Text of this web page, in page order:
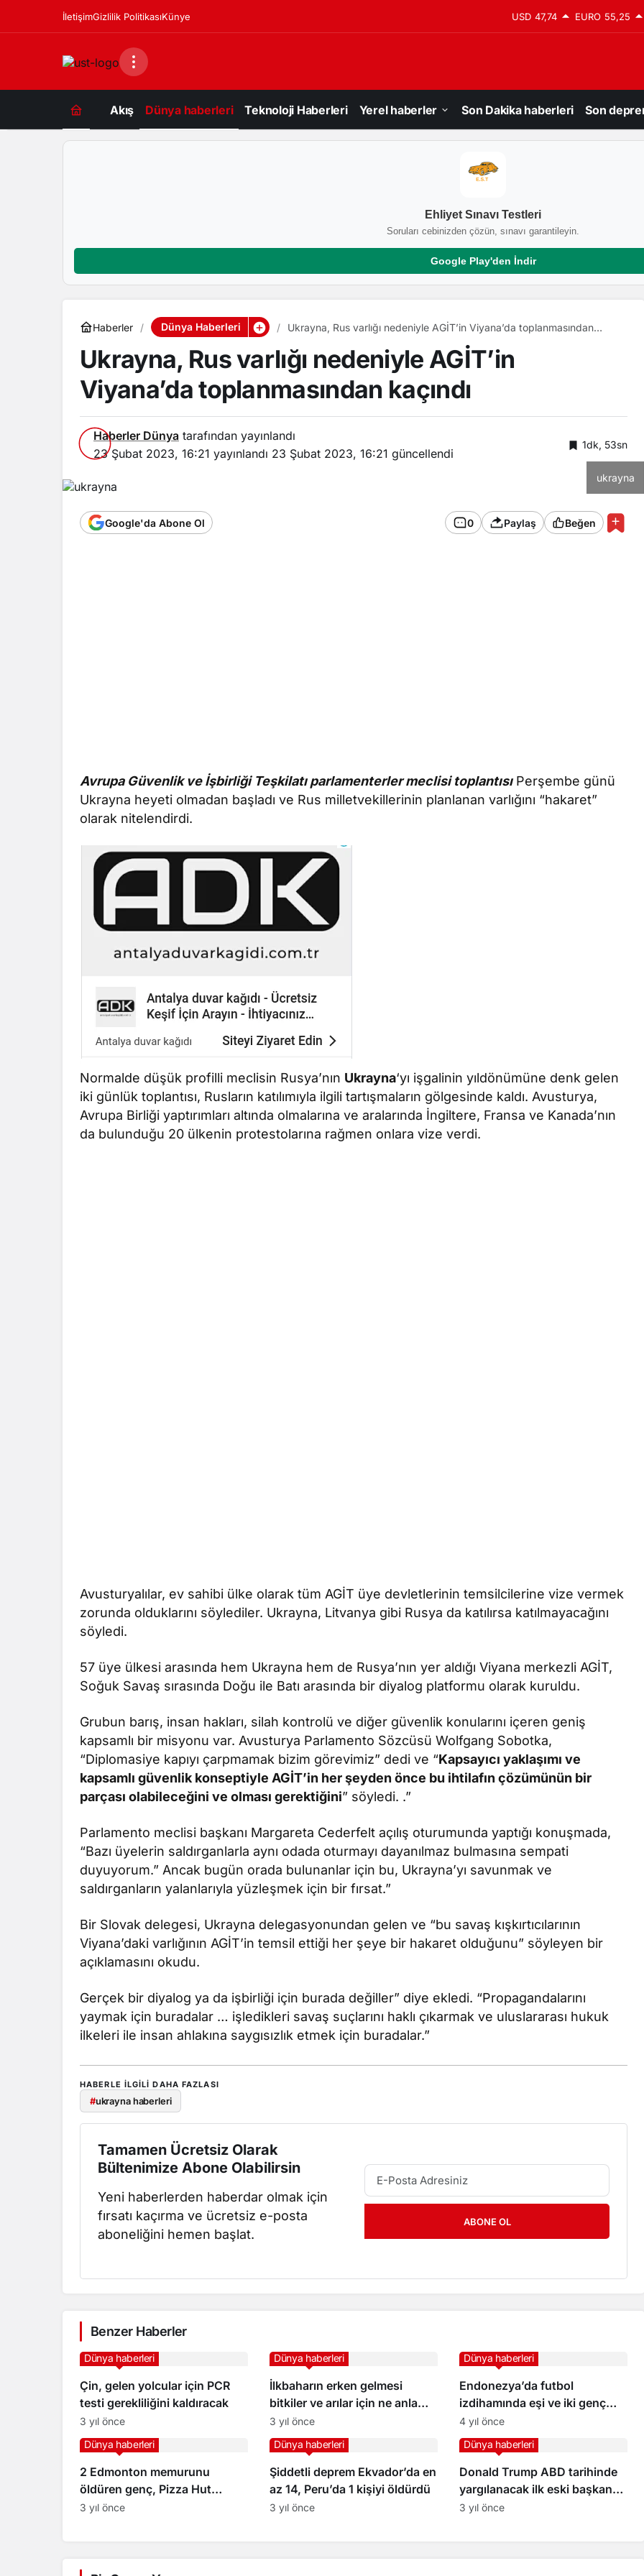
İletişimGizlilik PolitikasıKünye USD 47,74 EURO 55,25
Akış Dünya haberleri Teknoloji Haberleri Yerel haberler Son Dakika haberleri Son
Ehliyet Sınavı Testleri
Soruları cebinizden çözün, sınavı garantileyin.
Google Play'den İndir
Haberler Dünya Haberleri
Ukrayna, Rus varlığı nedeniyle AGİT’in Viyana’da toplanmasından
Ukrayna, Rus varlığı nedeniyle AGİT’in
Viyana’da toplanmasından kaçındı
Haberler Dünya tarafından yayınlandı
23 Şubat 2023, 16:21 yayınlandı 23 Şubat 2023, 16:21 güncellendi
1dk, 53sn
ukrayna
Google'da Abone Ol 0 Paylaş Beğen
Avrupa Güvenlik ve İşbirliği Teşkilatı parlamenterler meclisi toplantısıPerşembe günü
Ukrayna heyeti olmadan başladı ve Rus milletvekillerinin planlanan varlığını “hakaret”
olarak nitelendirdi.
Normalde düşük profilli meclisin Rusya’nın Ukrayna‘yı işgalinin yıldönümüne denk gelen
iki günlük toplantısı, Rusların katılımıyla ilgili tartışmaların gölgesinde kaldı. Avusturya,
Avrupa Birliği yaptırımları altında olmalarına ve aralarında İngiltere, Fransa ve Kanada’nın
da bulunduğu 20 ülkenin protestolarına rağmen onlara vize verdi.
Avusturyalılar, ev sahibi ülke olarak tüm AGİT üye devletlerinin temsilcilerine vize vermek
zorunda olduklarını söylediler. Ukrayna, Litvanya gibi Rusya da katılırsa katılmayacağını
söyledi.
57 üye ülkesi arasında hem Ukrayna hem de Rusya’nın yer aldığı Viyana merkezli AGİT,
Soğuk Savaş sırasında Doğu ile Batı arasında bir diyalog platformu olarak kuruldu.
Grubun barış, insan hakları, silah kontrolü ve diğer güvenlik konularını içeren geniş
kapsamlı bir misyonu var. Avusturya Parlamento Sözcüsü Wolfgang Sobotka,
“Diplomasiye kapıyı çarpmamak bizim görevimiz” dedi ve “Kapsayıcı yaklaşımı ve
kapsamlı güvenlik konseptiyle AGİT’in her şeyden önce bu ihtilafın çözümünün bir
parçası olabileceğini ve olması gerektiğini” söyledi. .”
Parlamento meclisi başkanı Margareta Cederfelt açılış oturumunda yaptığı konuşmada,
“Bazı üyelerin saldırganlarla aynı odada oturmayı dayanılmaz bulmasına sempati
duyuyorum.” Ancak bugün orada bulunanlar için bu, Ukrayna’yı savunmak ve
saldırganların yalanlarıyla yüzleşmek için bir fırsat.”
Bir Slovak delegesi, Ukrayna delegasyonundan gelen ve “bu savaş kışkırtıcılarının
Viyana’daki varlığının AGİT’in temsil ettiği her şeye bir hakaret olduğunu” söyleyen bir
açıklamasını okudu.
Gerçek bir diyalog ya da işbirliği için burada değiller” diye ekledi. “Propagandalarını
yaymak için buradalar … işledikleri savaş suçlarını haklı çıkarmak ve uluslararası hukuk
ilkeleri ile insan ahlakına saygısızlık etmek için buradalar.”
HABERLE ILGILI DAHA FAZLASI
#ukrayna haberleri
Tamamen Ücretsiz Olarak
Bültenimize Abone Olabilirsin
Yeni haberlerden haberdar olmak için
fırsatı kaçırma ve ücretsiz e-posta
aboneliğini hemen başlat.
ABONE OL
Benzer Haberler
Çin, gelen yolcular için PCR
testi gerekliliğini kaldıracak
Dünya haberleri
3 yıl önce
İlkbaharın erken gelmesi
bitkiler ve arılar için ne anlama
geliyor?
Dünya haberleri
3 yıl önce
Endonezya’da futbol
izdihamında eşi ve iki genç
kızını kaybeden adam
Dünya haberleri
4 yıl önce
2 Edmonton memurunu
öldüren genç, Pizza Hut
çalışanını da vurmuş
Dünya haberleri
3 yıl önce
Şiddetli deprem Ekvador’da en
az 14, Peru’da 1 kişiyi öldürdü
Dünya haberleri
3 yıl önce
Donald Trump ABD tarihinde
yargılanacak ilk eski başkan
oldu
Dünya haberleri
3 yıl önce